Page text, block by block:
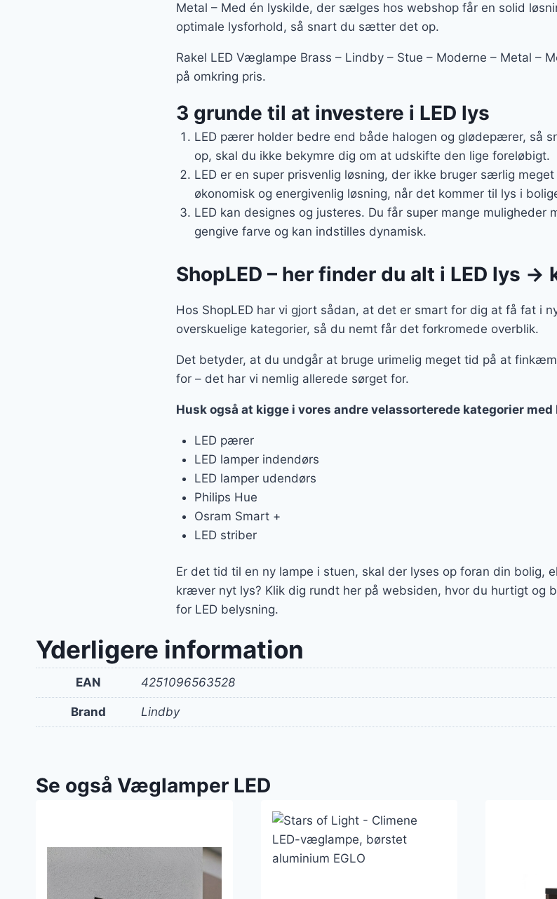
Metal – Med én lyskilde, der sælges hos webshop får en solid
optimale lysforhold, så snart du sætter det op.
Rakel LED Væglampe Brass – Lindby – Stue – Moderne – Metal –
på omkring pris.
3 grunde til at investere i LED lys
LED pærer holder bedre end både halogen og glødepærer, så
op, skal du ikke bekymre dig om at udskifte den lige foreløbigt.
LED er en super prisvenlig løsning, der ikke bruger særlig
økonomisk og energivenlig løsning, når det kommer til lys i
LED kan designes og justeres. Du får super mange muligheder
gengive farve og kan indstilles dynamisk.
ShopLED – her finder du alt i LED lys →
Hos ShopLED har vi gjort sådan, at det er smart for dig at få fat i
overskuelige kategorier, så du nemt får det forkromede overblik.
Det betyder, at du undgår at bruge urimelig meget tid på at
for – det har vi nemlig allerede sørget for.
Husk også at kigge i vores andre velassorterede kategorier med
LED pærer
LED lamper indendørs
LED lamper udendørs
Philips Hue
Osram Smart +
LED striber
Er det tid til en ny lampe i stuen, skal der lyses op foran din bolig,
kræver nyt lys? Klik dig rundt her på websiden, hvor du hurtigt og
for LED belysning.
Yderligere information
EAN 4251096563528
Brand Lindby
Se også Væglamper LED